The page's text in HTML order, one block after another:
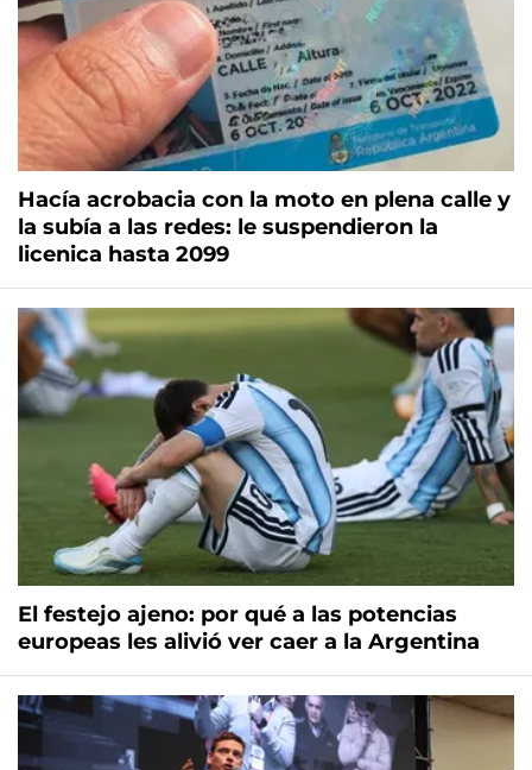
Hacía acrobacia con la moto en plena calle y
la subía a las redes: le suspendieron la
licenica hasta 2099
El festejo ajeno: por qué a las potencias
europeas les alivió ver caer a la Argentina